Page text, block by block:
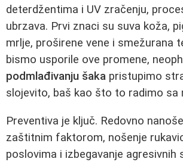
deterdžentima i UV zračenju,
ubrzava. Prvi znaci su suva koža,
mrlje, proširene vene i smežurana
bismo usporile ove promene,
podmlađivanju šaka pristupimo
slojevito, baš kao što to radimo sa
Preventiva je ključ. Redovno
zaštitnim faktorom, nošenje
poslovima i izbegavanje agresivnih